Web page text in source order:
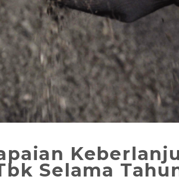
Selama